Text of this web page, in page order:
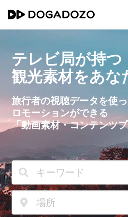
テレビ局が持つ
観光素材をあな
旅行者の視聴データを使
ロモーションができる
「動画素材・コンテンツ